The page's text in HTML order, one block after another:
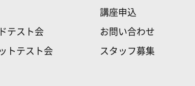
テスト会
トテスト会
講座申込
お問い合わせ
スタッフ募集